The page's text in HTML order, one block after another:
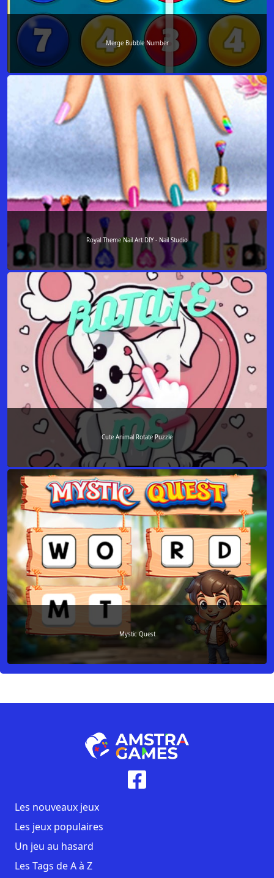
Merge Bubble Number
Royal Theme Nail Art DIY - Nail Studio
Cute Animal Rotate Puzzle
Mystic Quest
Les nouveaux jeux
Les jeux populaires
Un jeu au hasard
Les Tags de A à Z